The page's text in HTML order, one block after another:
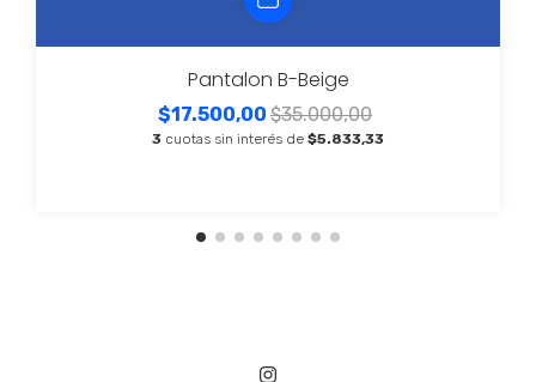
Pantalon B-Beige
$17.500,00 $35.000,00
3 cuotas sin interés de $5.833,33